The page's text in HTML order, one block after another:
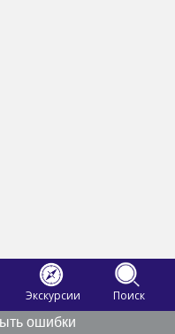
Экскурсии
Поиск
ошибки